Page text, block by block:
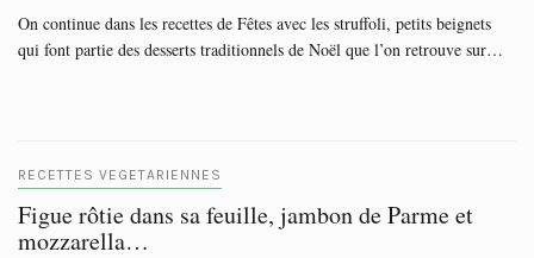
On continue dans les recettes de Fêtes avec les struffoli, petits beignets
qui font partie des desserts traditionnels de Noël que l’on retrouve sur…
RECETTES VEGETARIENNES
Figue rôtie dans sa feuille, jambon de Parme et
mozzarella…